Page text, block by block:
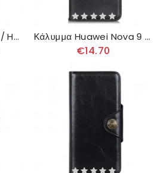
Θήκη Huawei Nova 9 / Honor 50 πορτοφολι Snap Wallet Κάλυμμα Huawei Nova 9 / Honor 50 Θήκη Flip Διπλό Πτερύγιο
€14.70